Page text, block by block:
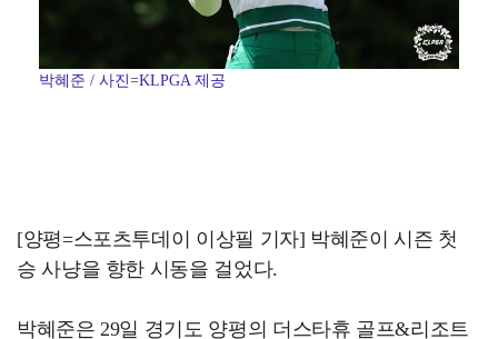
박혜준 / 사진=KLPGA 제공
[양평=스포츠투데이 이상필 기자] 박혜준이 시즌 첫
승 사냥을 향한 시동을 걸었다.
박혜준은 29일 경기도 양평의 더스타휴 골프&리조트